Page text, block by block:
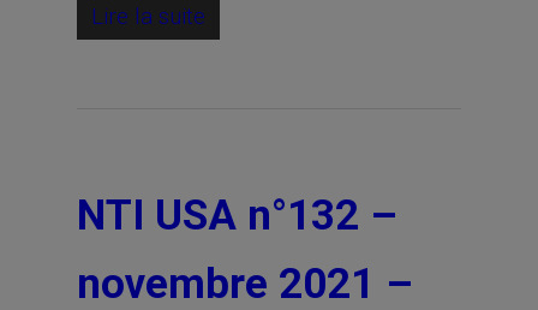
Lire la suite
NTI USA n°132 –
novembre 2021 –